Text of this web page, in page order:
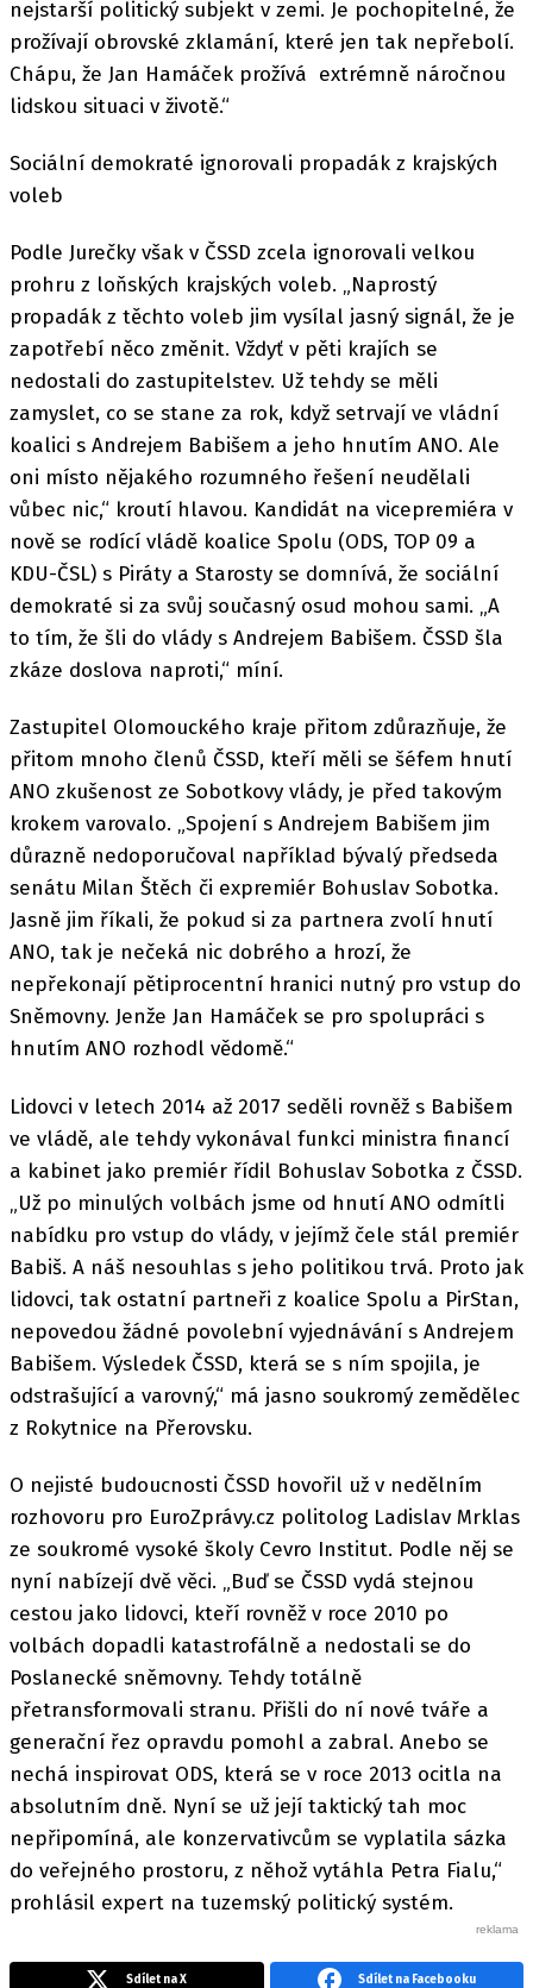
nejstarší politický subjekt v zemi. Je pochopitelné, že
prožívají obrovské zklamání, které jen tak nepřebolí.
Chápu, že Jan Hamáček prožívá extrémně náročnou
lidskou situaci v životě.“
Sociální demokraté ignorovali propadák z krajských
voleb
Podle Jurečky však v ČSSD zcela ignorovali velkou
prohru z loňských krajských voleb. „Naprostý
propadák z těchto voleb jim vysílal jasný signál, že je
zapotřebí něco změnit. Vždyť v pěti krajích se
nedostali do zastupitelstev. Už tehdy se měli
zamyslet, co se stane za rok, když setrvají ve vládní
koalici s Andrejem Babišem a jeho hnutím ANO. Ale
oni místo nějakého rozumného řešení neudělali
vůbec nic,“ kroutí hlavou. Kandidát na vicepremiéra v
nově se rodící vládě koalice Spolu (ODS, TOP 09 a
KDU-ČSL) s Piráty a Starosty se domnívá, že sociální
demokraté si za svůj současný osud mohou sami. „A
to tím, že šli do vlády s Andrejem Babišem. ČSSD šla
zkáze doslova naproti,“ míní.
Zastupitel Olomouckého kraje přitom zdůrazňuje, že
přitom mnoho členů ČSSD, kteří měli se šéfem hnutí
ANO zkušenost ze Sobotkovy vlády, je před takovým
krokem varovalo. „Spojení s Andrejem Babišem jim
důrazně nedoporučoval například bývalý předseda
senátu Milan Štěch či expremiér Bohuslav Sobotka.
Jasně jim říkali, že pokud si za partnera zvolí hnutí
ANO, tak je nečeká nic dobrého a hrozí, že
nepřekonají pětiprocentní hranici nutný pro vstup do
Sněmovny. Jenže Jan Hamáček se pro spolupráci s
hnutím ANO rozhodl vědomě.“
Lidovci v letech 2014 až 2017 seděli rovněž s Babišem
ve vládě, ale tehdy vykonával funkci ministra financí
a kabinet jako premiér řídil Bohuslav Sobotka z ČSSD.
„Už po minulých volbách jsme od hnutí ANO odmítli
nabídku pro vstup do vlády, v jejímž čele stál premiér
Babiš. A náš nesouhlas s jeho politikou trvá. Proto jak
lidovci, tak ostatní partneři z koalice Spolu a PirStan,
nepovedou žádné povolební vyjednávání s Andrejem
Babišem. Výsledek ČSSD, která se s ním spojila, je
odstrašující a varovný,“ má jasno soukromý zemědělec
z Rokytnice na Přerovsku.
O nejisté budoucnosti ČSSD hovořil už v nedělním
rozhovoru pro EuroZprávy.cz politolog Ladislav Mrklas
ze soukromé vysoké školy Cevro Institut. Podle něj se
nyní nabízejí dvě věci. „Buď se ČSSD vydá stejnou
cestou jako lidovci, kteří rovněž v roce 2010 po
volbách dopadli katastrofálně a nedostali se do
Poslanecké sněmovny. Tehdy totálně
přetransformovali stranu. Přišli do ní nové tváře a
generační řez opravdu pomohl a zabral. Anebo se
nechá inspirovat ODS, která se v roce 2013 ocitla na
absolutním dně. Nyní se už její taktický tah moc
nepřipomíná, ale konzervativcům se vyplatila sázka
do veřejného prostoru, z něhož vytáhla Petra Fialu,“
prohlásil expert na tuzemský politický systém.
Sdílet na X Sdílet na Facebooku